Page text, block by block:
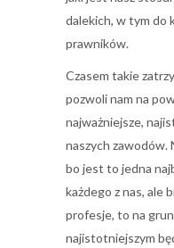
dalekich, w tym do
prawników.
Czasem takie
pozwoli nam na
najważniejsze,
naszych zawodów.
bo jest to jedna
każdego z nas, ale
profesje, to na
najistotniejszym